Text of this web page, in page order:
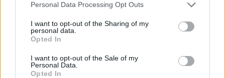
Personal Data Processing Opt Outs
I want to opt-out of the Sharing of my
personal data.
Opted In
I want to opt-out of the Sale of my
Personal Data.
Opted In